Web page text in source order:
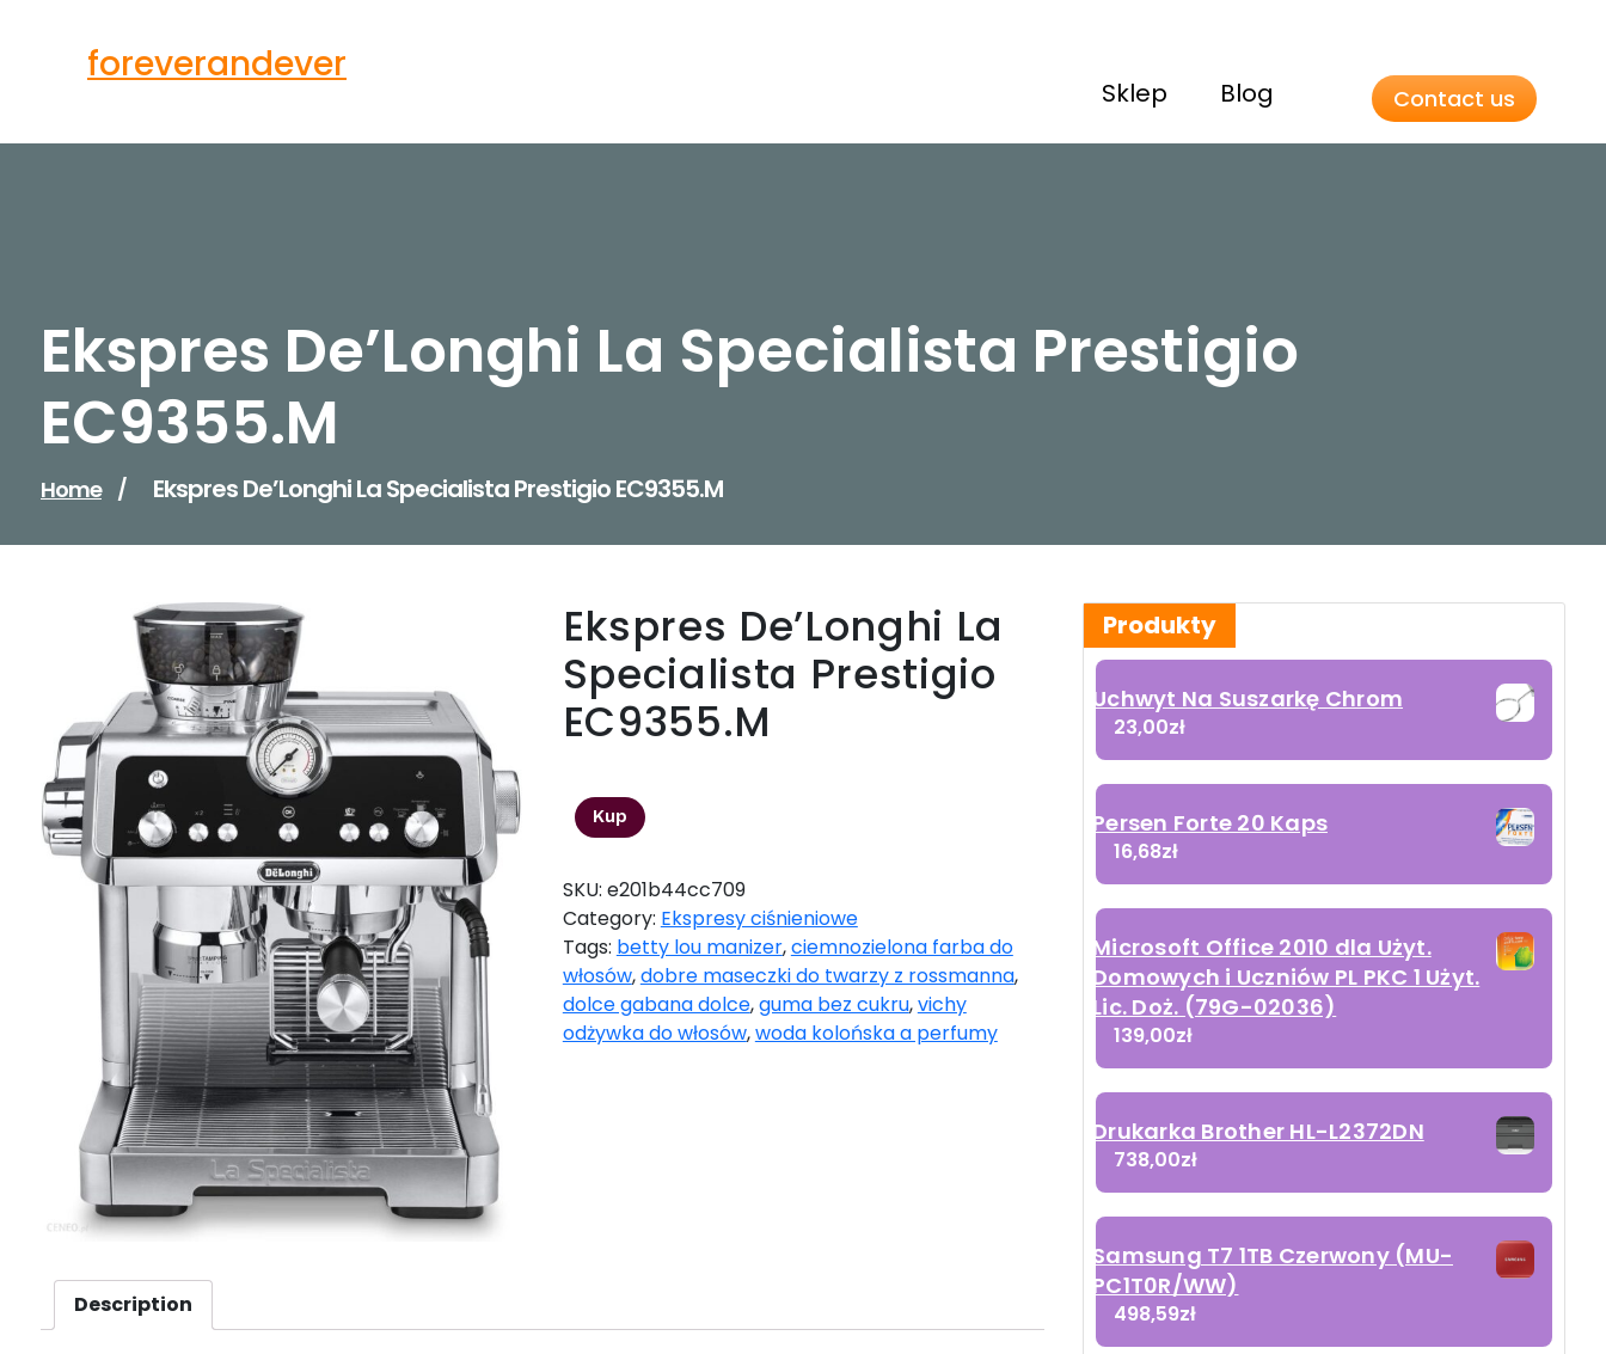
foreverandever
Sklep Blog Contact us
Ekspres De’Longhi La Specialista Prestigio
EC9355.M
Home / Ekspres De’Longhi La Specialista Prestigio EC9355.M
Ekspres De’Longhi La
Specialista Prestigio
EC9355.M
Kup
SKU: e201b44cc709
Category: Ekspresy ciśnieniowe
Tags: betty lou manizer,ciemnozielona farba do
włosów,dobre maseczki do twarzy z rossmanna,
dolce gabana dolce,guma bez cukru,vichy
odżywka do włosów,woda kolońska a perfumy
Description
Produkty
Uchwyt Na Suszarkę Chrom
23,00zł
Persen Forte 20 Kaps
16,68zł
Microsoft Office 2010 dla Użyt.
Domowych i Uczniów PL PKC 1 Użyt.
Lic. Doż. (79G-02036)
139,00zł
Drukarka Brother HL-L2372DN
738,00zł
Samsung T7 1TB Czerwony (MU-
PC1T0R/WW)
498,59zł